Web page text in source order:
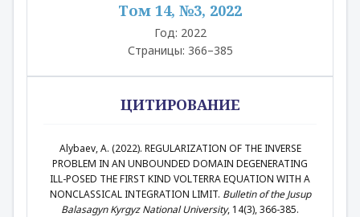
Том 14, №3, 2022
Год: 2022
Страницы: 366–385
ЦИТИРОВАНИЕ
Alybaev, A. (2022). REGULARIZATION OF THE INVERSE
PROBLEM IN AN UNBOUNDED DOMAIN DEGENERATING
ILL-POSED THE FIRST KIND VOLTERRA EQUATION WITH A
NONCLASSICAL INTEGRATION LIMIT. Bulletin of the Jusup
Balasagyn Kyrgyz National University, 14(3), 366-385.